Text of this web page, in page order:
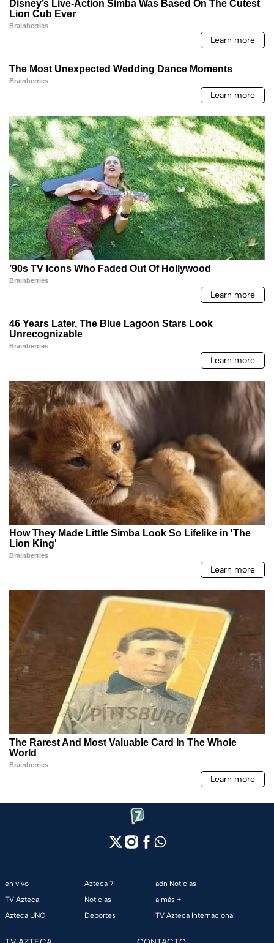
en vivo
TV Azteca
Azteca UNO
Azteca 7
Noticias
Deportes
adn Noticias
a más +
TV Azteca Internacional